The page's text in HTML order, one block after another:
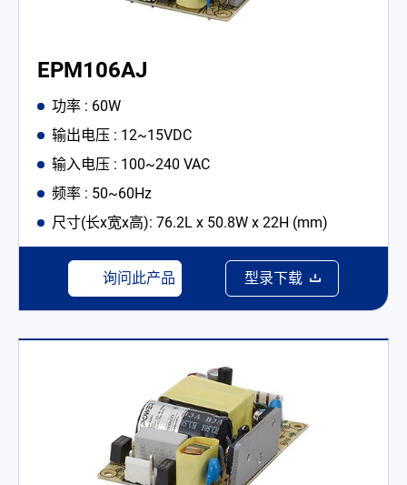
EPM106AJ
功率 : 60W
输出电压 : 12~15VDC
输入电压 : 100~240 VAC
频率 : 50~60Hz
尺寸(长x宽x高): 76.2L x 50.8W x 22H (mm)
询问此产品 型录下载